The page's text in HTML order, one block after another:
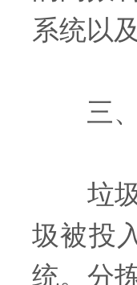
系统以
三、
垃圾
圾被投
统。分